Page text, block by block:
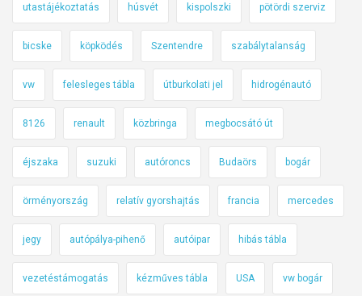
utastájékoztatás húsvét kispolszki pötördi szerviz
bicske köpködés Szentendre szabálytalanság
vw felesleges tábla útburkolati jel hidrogénautó
8126 renault közbringa megbocsátó út
éjszaka suzuki autóroncs Budaörs bogár
örményország relatív gyorshajtás francia mercedes
jegy autópálya-pihenő autóipar hibás tábla
vezetéstámogatás kézműves tábla USA vw bogár